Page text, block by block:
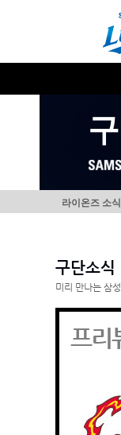
라이온즈 소식
구단소식
미리 만나는 삼
프리